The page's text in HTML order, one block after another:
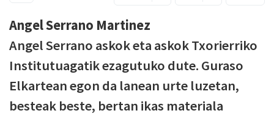
Angel Serrano Martinez
Angel Serrano askok eta askok Txorierriko
Institutuagatik ezagutuko dute. Guraso
Elkartean egon da lanean urte luzetan,
besteak beste, bertan ikas materiala